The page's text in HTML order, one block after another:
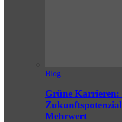
Blog
Grüne Karrieren:
Mehrwert